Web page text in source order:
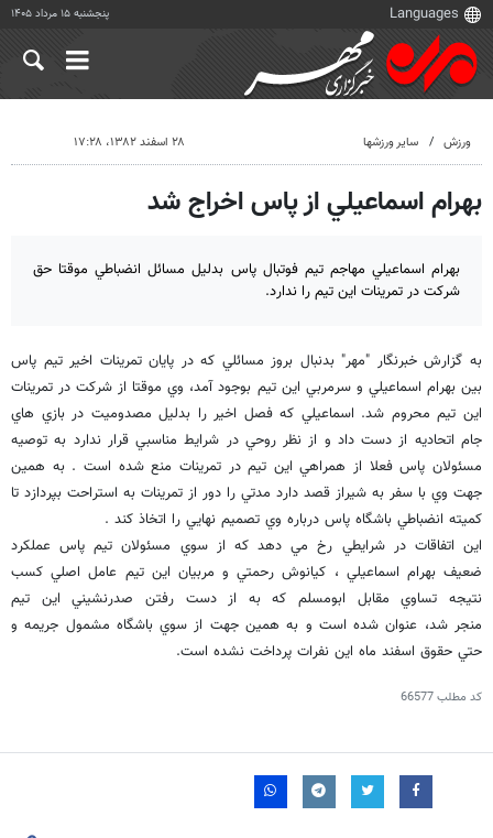
پنجشنبه ۱۵ مرداد ۱۴۰۵
ورزش سایر ورزشها ۲۸ اسفند ۱۳۸۲، ۱۷:۲۸
بهرام اسماعيلي از پاس اخراج شد
بهرام اسماعيلي مهاجم تيم فوتبال پاس بدليل مسائل انضباطي موقتا حق
شركت در تمرينات اين تيم را ندارد.
به گزارش خبرنگار "مهر" بدنبال بروز مسائلي كه در پايان تمرينات اخير تيم پاس
بين بهرام اسماعيلي و سرمربي اين تيم بوجود آمد، وي موقتا از شركت در تمرينات
اين تيم محروم شد. اسماعيلي كه فصل اخير را بدليل مصدوميت در بازي هاي
جام اتحاديه از دست داد و از نظر روحي در شرايط مناسبي قرار ندارد به توصيه
مسئولان پاس فعلا از همراهي اين تيم در تمرينات منع شده است . به همين
جهت وي با سفر به شيراز قصد دارد مدتي را دور از تمرينات به استراحت بپردازد تا
كميته انضباطي باشگاه پاس درباره وي تصميم نهايي را اتخاذ كند .
اين اتفاقات در شرايطي رخ مي دهد كه از سوي مسئولان تيم پاس عملكرد
ضعيف بهرام اسماعيلي ، كيانوش رحمتي و مربيان اين تيم عامل اصلي كسب
نتيجه تساوي مقابل ابومسلم كه به از دست رفتن صدرنشيني اين تيم
منجر شد، عنوان شده است و به همين جهت از سوي باشگاه مشمول جريمه و
حتي حقوق اسفند ماه اين نفرات پرداخت نشده است.
کد مطلب66577